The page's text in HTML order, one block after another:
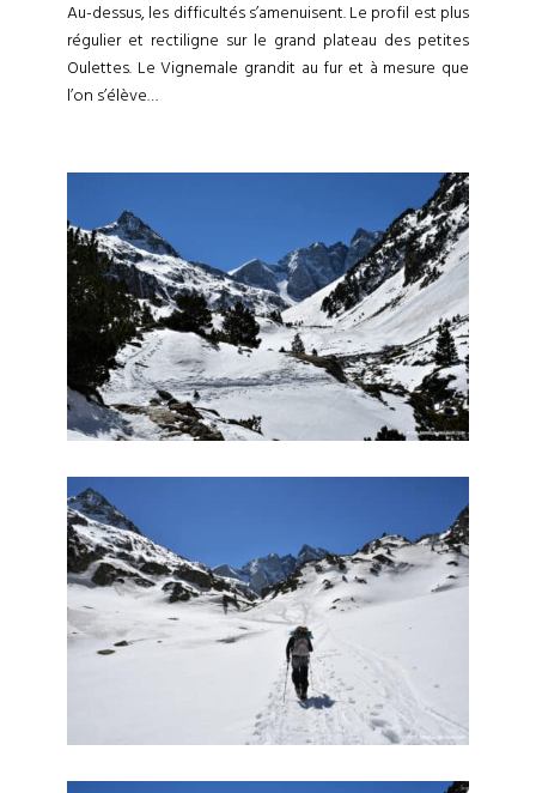
Au-dessus, les difficultés s’amenuisent. Le profil est plus
régulier et rectiligne sur le grand plateau des petites
Oulettes. Le Vignemale grandit au fur et à mesure que
l’on s’élève…